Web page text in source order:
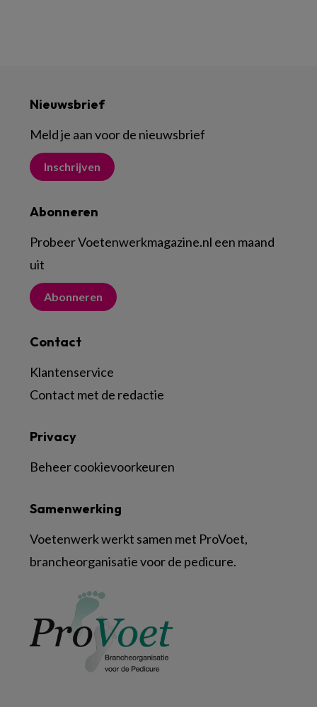
Nieuwsbrief
Meld je aan voor de nieuwsbrief
Inschrijven
Abonneren
Probeer Voetenwerkmagazine.nl een maand
uit
Abonneren
Contact
Klantenservice
Contact met de redactie
Samenwerking
Voetenwerk werkt samen met ProVoet,
brancheorganisatie voor de pedicure.
Privacy
Beheer cookievoorkeuren